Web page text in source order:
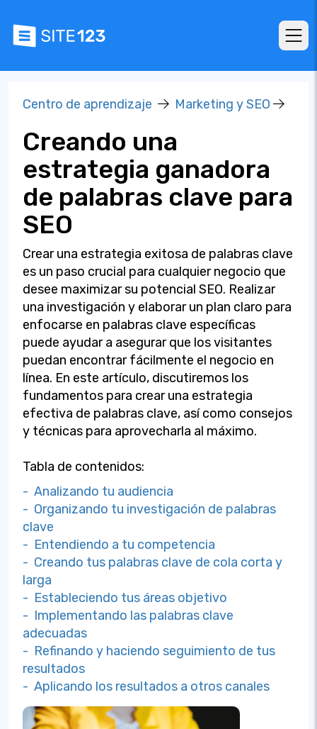
Centro de aprendizaje Marketing y SEO
Creando una
estrategia ganadora
de palabras clave para
SEO
Crear una estrategia exitosa de palabras clave
es un paso crucial para cualquier negocio que
desee maximizar su potencial SEO. Realizar
una investigación y elaborar un plan claro para
enfocarse en palabras clave específicas
puede ayudar a asegurar que los visitantes
puedan encontrar fácilmente el negocio en
línea. En este artículo, discutiremos los
fundamentos para crear una estrategia
efectiva de palabras clave, así como consejos
y técnicas para aprovecharla al máximo.
Tabla de contenidos:
- Analizando tu audiencia
- Organizando tu investigación de palabras
clave
- Entendiendo a tu competencia
- Creando tus palabras clave de cola corta y
larga
- Estableciendo tus áreas objetivo
- Implementando las palabras clave
adecuadas
- Refinando y haciendo seguimiento de tus
resultados
- Aplicando los resultados a otros canales